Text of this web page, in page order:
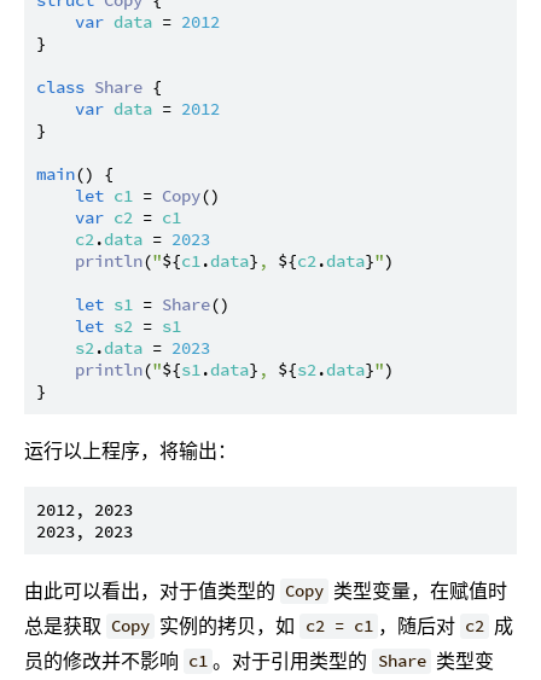
var data = 2012
}
class Share {
var data = 2012
}
main() {
let c1 = Copy()
var c2 = c1
c2 .data = 2023
println("${c1 .data} , ${c2 .data}")
let s1 = Share()
let s2 = s1
s2 .data = 2023
println("${s1 .data} , ${s2 .data}")
运行以上程序，将输出：
2012, 2023
由此可以看出，对于值类型的 Copy 类型变量，在赋值时
总是获取 Copy 实例的拷贝，如 c2 = c1 ，随后对 c2 成
员的修改并不影响 c1 。对于引用类型的 Share 类型变